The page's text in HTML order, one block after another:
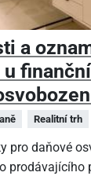
a
Realitní trh
pro daňové
prodávajícího